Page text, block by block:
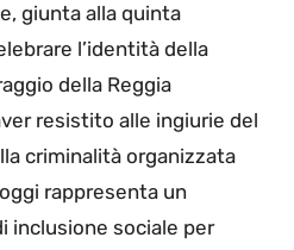
giunta alla quinta
l’identità della
della Reggia
resistito alle ingiurie del
criminalità organizzata
rappresenta un
inclusione sociale per